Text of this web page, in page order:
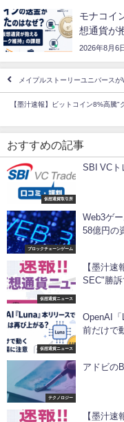
モナコイ
想通貨が
2026年8月6
メイプルストーリーユニバース
【墨汁速報】ビットコイン8%高騰
おすすめの記事
仮想通貨取引所
SBI VCト
ブロックチェーンゲーム
Web3ゲ
58億円の
仮想通貨ニュース
【墨汁
SEC"勝
仮想通貨ニュース
OpenAI「
前だけで
テクノロジー
アドビの
【墨汁速